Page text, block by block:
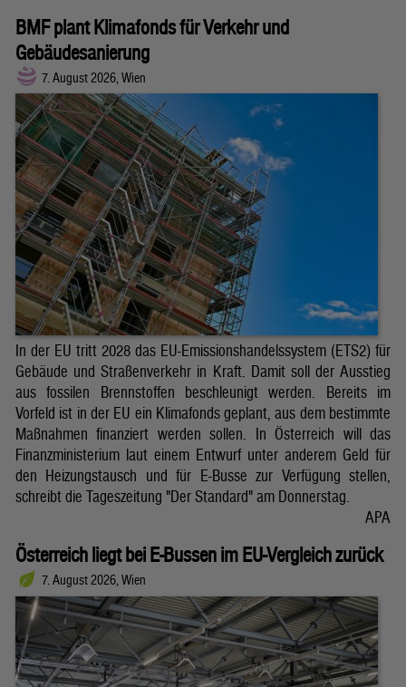
BMF plant Klimafonds für Verkehr und
Gebäudesanierung
7. August 2026, Wien
In der EU tritt 2028 das EU-Emissionshandelssystem (ETS2) für
Gebäude und Straßenverkehr in Kraft. Damit soll der Ausstieg
aus fossilen Brennstoffen beschleunigt werden. Bereits im
Vorfeld ist in der EU ein Klimafonds geplant, aus dem bestimmte
Maßnahmen finanziert werden sollen. In Österreich will das
Finanzministerium laut einem Entwurf unter anderem Geld für
den Heizungstausch und für E-Busse zur Verfügung stellen,
schreibt die Tageszeitung "Der Standard" am Donnerstag.
APA
Österreich liegt bei E-Bussen im EU-Vergleich zurück
7. August 2026, Wien